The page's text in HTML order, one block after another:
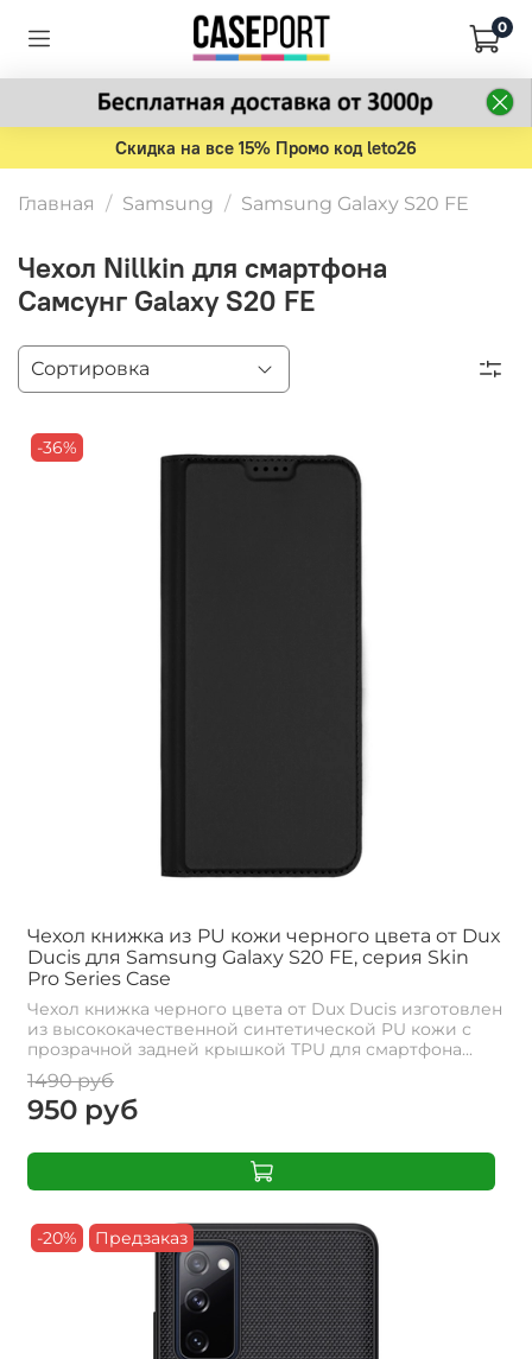
0
Скидка на все 15% Промо код leto26
Главная Samsung Samsung Galaxy S20 FE
Чехол Nillkin для смартфона
Самсунг Galaxy S20 FE
-36%
Чехол книжка из PU кожи черного цвета от Dux
Ducis для Samsung Galaxy S20 FE, серия Skin
Pro Series Case
Чехол книжка черного цвета от Dux Ducis изготовлен
из высококачественной синтетической PU кожи с
прозрачной задней крышкой TPU для смартфона...
1490 руб
950 руб
-20% Предзаказ